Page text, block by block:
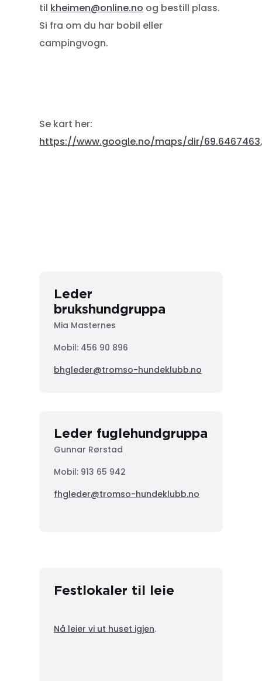
til kheimen@online.no og bestill plass.
Si fra om du har bobil eller
campingvogn.
Se kart her:
https://www.google.no/maps/dir/
Leder
brukshundgruppa
Mia Masternes
Mobil: 456 90 896
bhgleder@tromso-hundeklubb.no
Leder fuglehundgruppa
Gunnar Rørstad
Mobil: 913 65 942
fhgleder@tromso-hundeklubb.no
Festlokaler til leie
Nå leier vi ut huset igjen.